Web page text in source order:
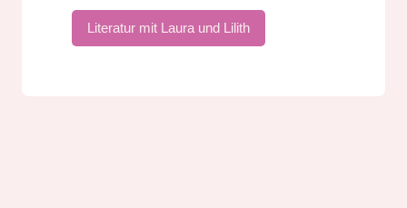
Literatur mit Laura und Lilith